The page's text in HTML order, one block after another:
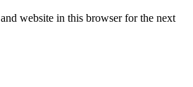
website in this browser for the next